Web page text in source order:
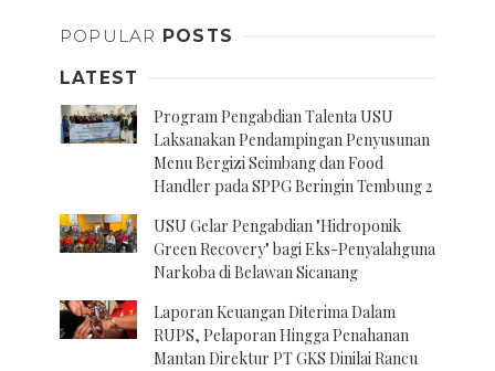
POPULAR POSTS
LATEST
Program Pengabdian Talenta USU
Laksanakan Pendampingan Penyusunan
Menu Bergizi Seimbang dan Food
Handler pada SPPG Beringin Tembung 2
USU Gelar Pengabdian "Hidroponik
Green Recovery" bagi Eks-Penyalahguna
Narkoba di Belawan Sicanang
Laporan Keuangan Diterima Dalam
RUPS, Pelaporan Hingga Penahanan
Mantan Direktur PT GKS Dinilai Rancu